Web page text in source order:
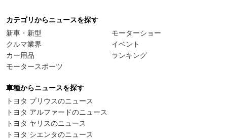
カテゴリからニュースを探す
新車・新型
クルマ業界
カー用品
モータースポーツ
モーターショー
イベント
ランキング
車種からニュースを探す
トヨタ プリウスのニュース
トヨタ アルファードのニュース
トヨタ ヤリスのニュース
トヨタ シエンタのニュース